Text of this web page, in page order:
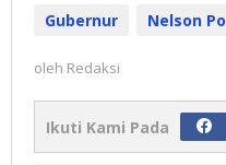
Gubernur
Nelson
oleh Redaksi
Ikuti Kami Pada